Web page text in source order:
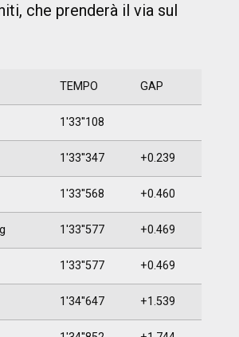
che prenderà il via sul
TEMPO GAP
1'33''108
1'33''347 +0.239
1'33''568 +0.460
1'33''577 +0.469
1'33''577 +0.469
1'34''647 +1.539